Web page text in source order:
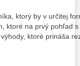
ktorý by v určitej
ktoré na prvý pohľad
ktoré prináša